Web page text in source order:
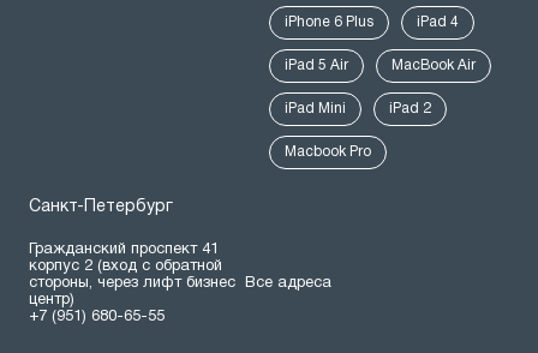
iPhone 6 Plus iPad 4
iPad 5 Air MacBook Air
iPad Mini iPad 2
Macbook Pro
Санкт-Петербург
Гражданский проспект 41
корпус 2 (вход с обратной
стороны, через лифт бизнес
центр)
+7 (951) 680-65-55
Все адреса